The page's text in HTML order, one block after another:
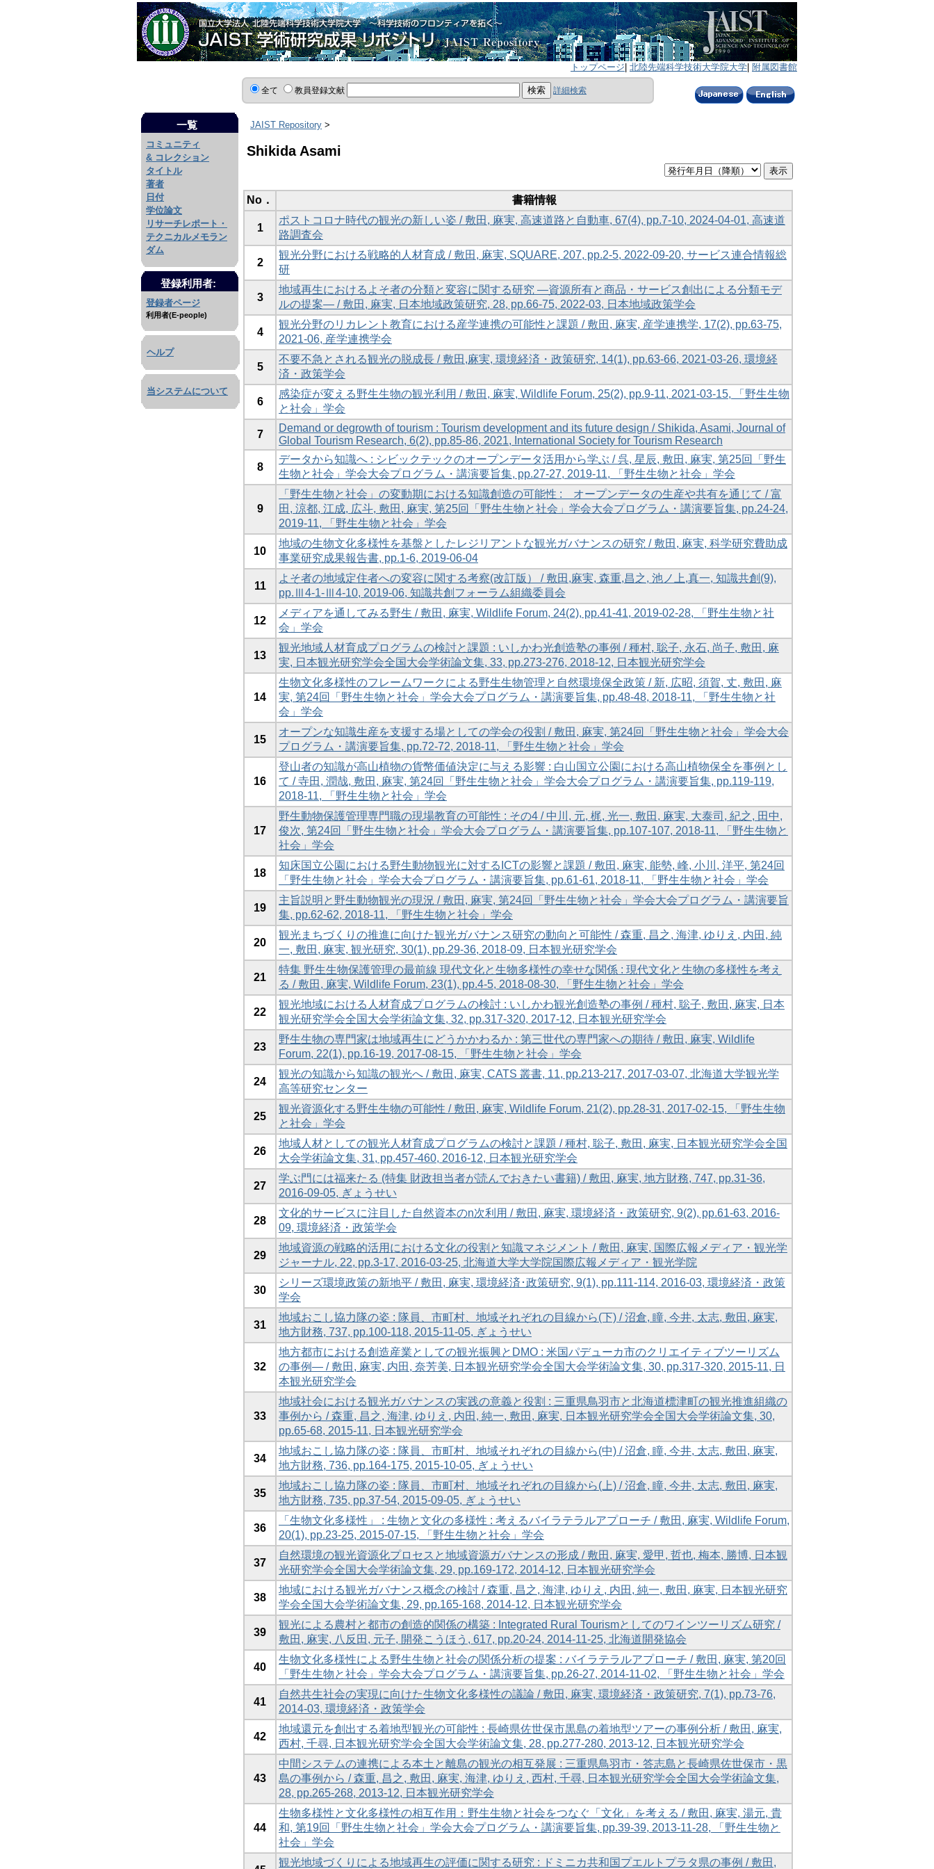
トップページ 北陸先端科学技術大学院大学 附属図書館
全て 教員登録文献 詳細検索
一覧
コミュニティ
& コレクション
タイトル
著者
日付
学位論文
リサーチレポート・
テクニカルメモラン
ダム
登録利用者:
登録者ページ
利用者(E-people)
ヘルプ
当システムについて
JAIST Repository >
Shikida Asami
No． 書籍情報
1
ポストコロナ時代の観光の新しい姿 / 敷田, 麻実, 高速道路と自動車, 67(4), pp.7-10, 2024-04-01, 高速道
路調査会
2
観光分野における戦略的人材育成 / 敷田, 麻実, SQUARE, 207, pp.2-5, 2022-09-20, サービス連合情報総
研
3
地域再生におけるよそ者の分類と変容に関する研究 ―資源所有と商品・サービス創出による分類モデ
ルの提案― / 敷田, 麻実, 日本地域政策研究, 28, pp.66-75, 2022-03, 日本地域政策学会
4
観光分野のリカレント教育における産学連携の可能性と課題 / 敷田, 麻実, 産学連携学, 17(2), pp.63-75,
2021-06, 産学連携学会
5
不要不急とされる観光の脱成長 / 敷田,麻実, 環境経済・政策研究, 14(1), pp.63-66, 2021-03-26, 環境経
済・政策学会
6
感染症が変える野生生物の観光利用 / 敷田, 麻実, Wildlife Forum, 25(2), pp.9-11, 2021-03-15, 「野生生物
と社会」学会
7
Demand or degrowth of tourism : Tourism development and its future design / Shikida, Asami, Journal of
Global Tourism Research, 6(2), pp.85-86, 2021, International Society for Tourism Research
8
データから知識へ : シビックテックのオープンデータ活用から学ぶ / 呉, 星辰, 敷田, 麻実, 第25回「野生
生物と社会」学会大会プログラム・講演要旨集, pp.27-27, 2019-11, 「野生生物と社会」学会
9
「野生生物と社会」の変動期における知識創造の可能性 : オープンデータの生産や共有を通じて / 富
田, 涼都, 江成, 広斗, 敷田, 麻実, 第25回「野生生物と社会」学会大会プログラム・講演要旨集, pp.24-24,
2019-11, 「野生生物と社会」学会
10
地域の生物文化多様性を基盤としたレジリアントな観光ガバナンスの研究 / 敷田, 麻実, 科学研究費助成
事業研究成果報告書, pp.1-6, 2019-06-04
11
よそ者の地域定住者への変容に関する考察(改訂版） / 敷田,麻実, 森重,昌之, 池ノ上,真一, 知識共創(9),
pp.Ⅲ4-1-Ⅲ4-10, 2019-06, 知識共創フォーラム組織委員会
12
メディアを通してみる野生 / 敷田, 麻実, Wildlife Forum, 24(2), pp.41-41, 2019-02-28, 「野生生物と社
会」学会
13
観光地域人材育成プログラムの検討と課題 : いしかわ光創造塾の事例 / 種村, 聡子, 永石, 尚子, 敷田, 麻
実, 日本観光研究学会全国大会学術論文集, 33, pp.273-276, 2018-12, 日本観光研究学会
14
生物文化多様性のフレームワークによる野生生物管理と自然環境保全政策 / 新, 広昭, 須賀, 丈, 敷田, 麻
実, 第24回「野生生物と社会」学会大会プログラム・講演要旨集, pp.48-48, 2018-11, 「野生生物と社
会」学会
15
オープンな知識生産を支援する場としての学会の役割 / 敷田, 麻実, 第24回「野生生物と社会」学会大会
プログラム・講演要旨集, pp.72-72, 2018-11, 「野生生物と社会」学会
16
登山者の知識が高山植物の貨幣価値決定に与える影響 : 白山国立公園における高山植物保全を事例とし
て / 寺田, 潤哉, 敷田, 麻実, 第24回「野生生物と社会」学会大会プログラム・講演要旨集, pp.119-119,
2018-11, 「野生生物と社会」学会
17
野生動物保護管理専門職の現場教育の可能性 : その4 / 中川, 元, 梶, 光一, 敷田, 麻実, 大泰司, 紀之, 田中,
俊次, 第24回「野生生物と社会」学会大会プログラム・講演要旨集, pp.107-107, 2018-11, 「野生生物と
社会」学会
18
知床国立公園における野生動物観光に対するICTの影響と課題 / 敷田, 麻実, 能勢, 峰, 小川, 洋平, 第24回
「野生生物と社会」学会大会プログラム・講演要旨集, pp.61-61, 2018-11, 「野生生物と社会」学会
19
主旨説明と野生動物観光の現況 / 敷田, 麻実, 第24回「野生生物と社会」学会大会プログラム・講演要旨
集, pp.62-62, 2018-11, 「野生生物と社会」学会
20
観光まちづくりの推進に向けた観光ガバナンス研究の動向と可能性 / 森重, 昌之, 海津, ゆりえ, 内田, 純
一, 敷田, 麻実, 観光研究, 30(1), pp.29-36, 2018-09, 日本観光研究学会
21
特集 野生生物保護管理の最前線 現代文化と生物多様性の幸せな関係 : 現代文化と生物の多様性を考え
る / 敷田, 麻実, Wildlife Forum, 23(1), pp.4-5, 2018-08-30, 「野生生物と社会」学会
22
観光地域における人材育成プログラムの検討 : いしかわ観光創造塾の事例 / 種村, 聡子, 敷田, 麻実, 日本
観光研究学会全国大会学術論文集, 32, pp.317-320, 2017-12, 日本観光研究学会
23
野生生物の専門家は地域再生にどうかかわるか : 第三世代の専門家への期待 / 敷田, 麻実, Wildlife
Forum, 22(1), pp.16-19, 2017-08-15, 「野生生物と社会」学会
24
観光の知識から知識の観光へ / 敷田, 麻実, CATS 叢書, 11, pp.213-217, 2017-03-07, 北海道大学観光学
高等研究センター
25
観光資源化する野生生物の可能性 / 敷田, 麻実, Wildlife Forum, 21(2), pp.28-31, 2017-02-15, 「野生生物
と社会」学会
26
地域人材としての観光人材育成プログラムの検討と課題 / 種村, 聡子, 敷田, 麻実, 日本観光研究学会全国
大会学術論文集, 31, pp.457-460, 2016-12, 日本観光研究学会
27
学ぶ門には福来たる (特集 財政担当者が読んでおきたい書籍) / 敷田, 麻実, 地方財務, 747, pp.31-36,
2016-09-05, ぎょうせい
28
文化的サービスに注目した自然資本のn次利用 / 敷田, 麻実, 環境経済・政策研究, 9(2), pp.61-63, 2016-
09, 環境経済・政策学会
29
地域資源の戦略的活用における文化の役割と知識マネジメント / 敷田, 麻実, 国際広報メディア・観光学
ジャーナル, 22, pp.3-17, 2016-03-25, 北海道大学大学院国際広報メディア・観光学院
30
シリーズ環境政策の新地平 / 敷田, 麻実, 環境経済･政策研究, 9(1), pp.111-114, 2016-03, 環境経済・政策
学会
31
地域おこし協力隊の姿 : 隊員、市町村、地域それぞれの目線から(下) / 沼倉, 瞳, 今井, 太志, 敷田, 麻実,
地方財務, 737, pp.100-118, 2015-11-05, ぎょうせい
32
地方都市における創造産業としての観光振興とDMO : 米国パデューカ市のクリエイティブツーリズム
の事例― / 敷田, 麻実, 内田, 奈芳美, 日本観光研究学会全国大会学術論文集, 30, pp.317-320, 2015-11, 日
本観光研究学会
33
地域社会における観光ガバナンスの実践の意義と役割 : 三重県鳥羽市と北海道標津町の観光推進組織の
事例から / 森重, 昌之, 海津, ゆりえ, 内田, 純一, 敷田, 麻実, 日本観光研究学会全国大会学術論文集, 30,
pp.65-68, 2015-11, 日本観光研究学会
34
地域おこし協力隊の姿 : 隊員、市町村、地域それぞれの目線から(中) / 沼倉, 瞳, 今井, 太志, 敷田, 麻実,
地方財務, 736, pp.164-175, 2015-10-05, ぎょうせい
35
地域おこし協力隊の姿 : 隊員、市町村、地域それぞれの目線から(上) / 沼倉, 瞳, 今井, 太志, 敷田, 麻実,
地方財務, 735, pp.37-54, 2015-09-05, ぎょうせい
36
「生物文化多様性」 : 生物と文化の多様性 : 考えるバイラテラルアプローチ / 敷田, 麻実, Wildlife Forum,
20(1), pp.23-25, 2015-07-15, 「野生生物と社会」学会
37
自然環境の観光資源化プロセスと地域資源ガバナンスの形成 / 敷田, 麻実, 愛甲, 哲也, 梅本, 勝博, 日本観
光研究学会全国大会学術論文集, 29, pp.169-172, 2014-12, 日本観光研究学会
38
地域における観光ガバナンス概念の検討 / 森重, 昌之, 海津, ゆりえ, 内田, 純一, 敷田, 麻実, 日本観光研究
学会全国大会学術論文集, 29, pp.165-168, 2014-12, 日本観光研究学会
39
観光による農村と都市の創造的関係の構築 : Integrated Rural Tourismとしてのワインツーリズム研究 /
敷田, 麻実, 八反田, 元子, 開発こうほう, 617, pp.20-24, 2014-11-25, 北海道開発協会
40
生物文化多様性による野生生物と社会の関係分析の提案 : バイラテラルアプローチ / 敷田, 麻実, 第20回
「野生生物と社会」学会大会プログラム・講演要旨集, pp.26-27, 2014-11-02, 「野生生物と社会」学会
41
自然共生社会の実現に向けた生物文化多様性の議論 / 敷田, 麻実, 環境経済・政策研究, 7(1), pp.73-76,
2014-03, 環境経済・政策学会
42
地域還元を創出する着地型観光の可能性 : 長崎県佐世保市黒島の着地型ツアーの事例分析 / 敷田, 麻実,
西村, 千尋, 日本観光研究学会全国大会学術論文集, 28, pp.277-280, 2013-12, 日本観光研究学会
43
中間システムの連携による本土と離島の観光の相互発展 : 三重県鳥羽市・答志島と長崎県佐世保市・黒
島の事例から / 森重, 昌之, 敷田, 麻実, 海津, ゆりえ, 西村, 千尋, 日本観光研究学会全国大会学術論文集,
28, pp.265-268, 2013-12, 日本観光研究学会
44
生物多様性と文化多様性の相互作用：野生生物と社会をつなぐ「文化」を考える / 敷田, 麻実, 湯元, 貴
和, 第19回「野生生物と社会」学会大会プログラム・講演要旨集, pp.39-39, 2013-11-28, 「野生生物と
社会」学会
観光地域づくりによる地域再生の評価に関する研究 : ドミニカ共和国プエルトプラタ県の事例 / 敷田,